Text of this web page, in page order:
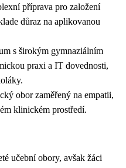
příprava pro založení
důraz na aplikovanou
s širokým gymnaziálním
praxi a IT dovednosti,
obor zaměřený na empatii,
klinickém prostředí.
učební obory, avšak žáci